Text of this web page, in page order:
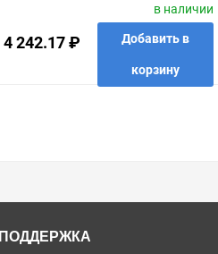
4 242.17 ₽
в наличии
Добавить в
корзину
ПОДДЕРЖКА